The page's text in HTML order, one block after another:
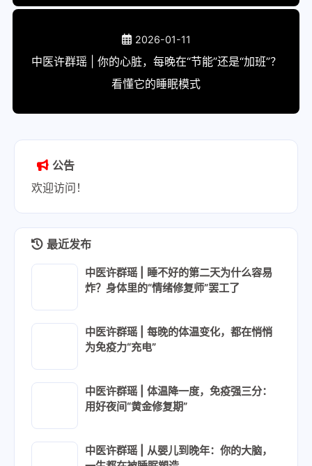
2026-01-11
中医许群瑶 | 你的心脏，每晚在“节能”还是“加班”？
看懂它的睡眠模式
公告
欢迎访问！
最近发布
中医许群瑶 | 睡不好的第二天为什么容易
炸？身体里的“情绪修复师”罢工了
中医许群瑶 | 每晚的体温变化，都在悄悄
为免疫力“充电”
中医许群瑶 | 体温降一度，免疫强三分：
用好夜间“黄金修复期”
中医许群瑶 | 从婴儿到晚年：你的大脑，